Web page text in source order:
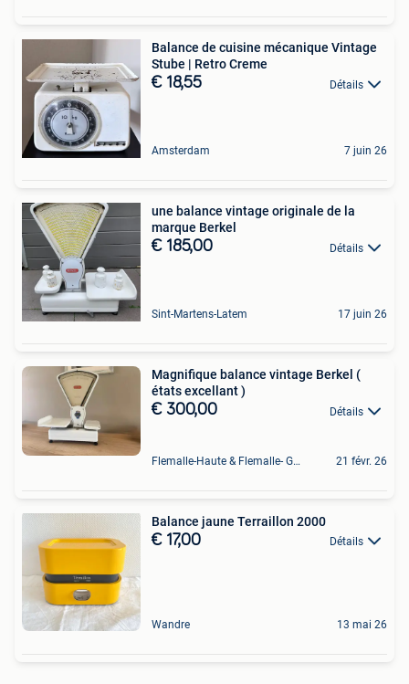
Balance de cuisine mécanique Vintage
Stube | Retro Creme
€ 18,55 Détails
Amsterdam 7 juin 26
une balance vintage originale de la
marque Berkel
€ 185,00 Détails
Sint-Martens-Latem 17 juin 26
Magnifique balance vintage Berkel (
états excellant )
€ 300,00 Détails
Flemalle-Haute & Flemalle- Grande & Partie Awirs 21 févr. 26
Balance jaune Terraillon 2000
€ 17,00 Détails
Wandre 13 mai 26